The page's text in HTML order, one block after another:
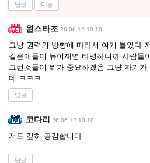
답글 이동
원스타조 26-06-12 10:10
그냥 권력의 방향에 따라서 여기 붙었다
같은애들이 뉴이재명 타령하니까 사람들
그런것들이 뭐가 중요하겠음 그냥 자기
데 ㅋㅋㅋ
답글
코다리 26-06-12 10:10
저도 깊히 공감합니다
답글